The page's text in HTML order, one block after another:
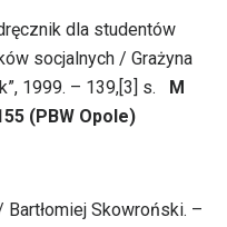
dla studentów
socjalnych / Grażyna
1999. – 139,[3] s.
M
(PBW Opole)
Skowroński. –